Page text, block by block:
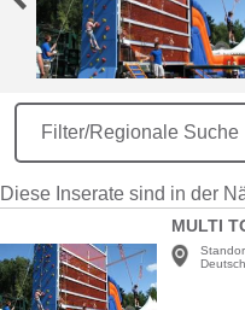
Filter/Regionale Suche
Diese Inserate sind in der